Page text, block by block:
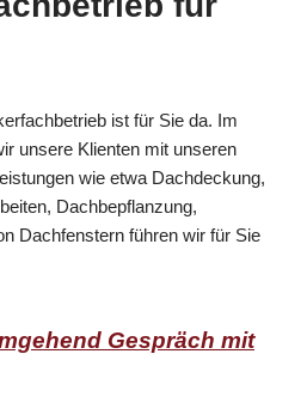
ist für Sie da. Im
unsere Klienten mit unseren
wie etwa Dachdeckung,
Dachbepflanzung,
Dachfenstern führen wir für Sie
Gespräch mit